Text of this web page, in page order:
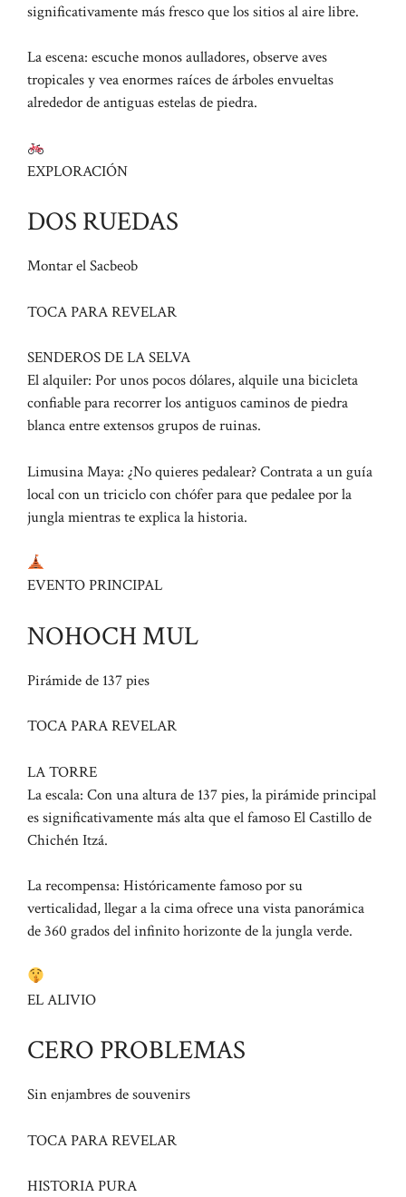
significativamente más fresco que los sitios al aire libre.
La escena: escuche monos aulladores, observe aves
tropicales y vea enormes raíces de árboles envueltas
alrededor de antiguas estelas de piedra.
EXPLORACIÓN
DOS RUEDAS
Montar el Sacbeob
TOCA PARA REVELAR
SENDEROS DE LA SELVA
El alquiler: Por unos pocos dólares, alquile una bicicleta
confiable para recorrer los antiguos caminos de piedra
blanca entre extensos grupos de ruinas.
Limusina Maya: ¿No quieres pedalear? Contrata a un guía
local con un triciclo con chófer para que pedalee por la
jungla mientras te explica la historia.
EVENTO PRINCIPAL
NOHOCH MUL
Pirámide de 137 pies
TOCA PARA REVELAR
LA TORRE
La escala: Con una altura de 137 pies, la pirámide principal
es significativamente más alta que el famoso El Castillo de
Chichén Itzá.
La recompensa: Históricamente famoso por su
verticalidad, llegar a la cima ofrece una vista panorámica
de 360 ​​grados del infinito horizonte de la jungla verde.
EL ALIVIO
CERO PROBLEMAS
Sin enjambres de souvenirs
TOCA PARA REVELAR
HISTORIA PURA